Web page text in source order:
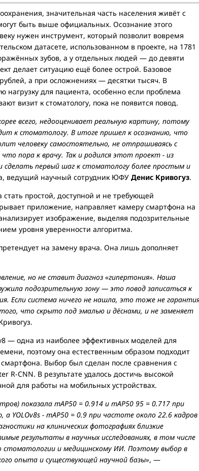
значительная часть населения живёт с
быть выше официальных. Осознание этого
нужен инструмент, который позволит вовремя
датасете, использованном в проекте, на 1781
зубов, а у отдельных людей — до девяти
делает ситуацию ещё более острой. Базовое
а при осложнениях — десятки тысяч. В
нагрузку для пациента, особенно если проблема
визит к стоматологу, пока не появится повод.
всего, недооценивает реальную картину, потому
к стоматологу. В итоге пришел к осознанию, что
человеку самостоятельно, не отпрашиваясь с
пора к врачу. Так и родился этот проект - из
сделать первый шаг к стоматологу более простым и
ведущий научный сотрудник ЮФУ Денис Кривогуз.
простой, доступной и не требующей
приложение, направляет камеру смартфона на
изображение, выделяя подозрительные
уровня уверенности алгоритма.
на замену врача. Она лишь дополняет
но не ставит диагноз «гипертония». Наша
подозрительную зону — это повод записаться к
Если система ничего не нашла, это тоже не
что скрыто под эмалью и дёснами, и не заменяет
— одна из наиболее эффективных моделей для
поэтому она естественным образом подходит
Выбор был сделан после сравнения с
R-CNN. В результате удалось достичь высокой
для работы на мобильных устройствах.
показала mAP50 = 0.914 и mAP50 95 = 0.717 при
YOLOv8s - mAP50 = 0.9 при частоте около 22.6 кадров
на клинических фотографиях близкие
результаты в научных исследованиях, в том числе
стоматологии и медицинскому ИИ. Поэтому выбор в
опыта и существующей научной базы», —